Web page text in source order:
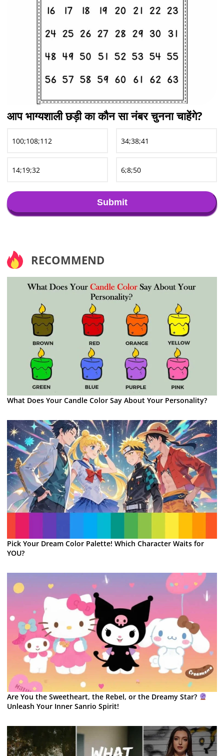
आप भाग्यशाली छड़ी का कौन सा नंबर चुनना चाहेंगे?
100;108;112 34;38;41
14;19;32 6;8;50
Submit
RECOMMEND
What Does Your Candle Color Say About Your Personality?
Pick Your Dream Color Palette! Which Character Waits for
YOU?
Are You the Sweetheart, the Rebel, or the Dreamy Star?
Unleash Your Inner Sanrio Spirit!